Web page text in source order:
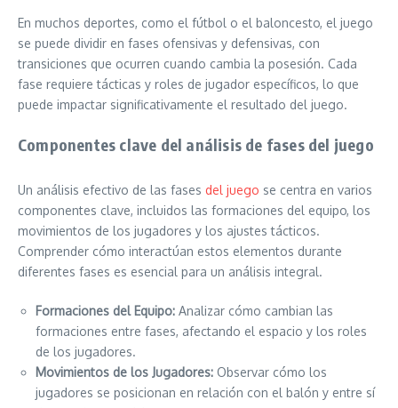
En muchos deportes, como el fútbol o el baloncesto, el juego
se puede dividir en fases ofensivas y defensivas, con
transiciones que ocurren cuando cambia la posesión. Cada
fase requiere tácticas y roles de jugador específicos, lo que
puede impactar significativamente el resultado del juego.
Componentes clave del análisis de fases del juego
Un análisis efectivo de las fases del juego se centra en varios
componentes clave, incluidos las formaciones del equipo, los
movimientos de los jugadores y los ajustes tácticos.
Comprender cómo interactúan estos elementos durante
diferentes fases es esencial para un análisis integral.
Formaciones del Equipo: Analizar cómo cambian las
formaciones entre fases, afectando el espacio y los roles
de los jugadores.
Movimientos de los Jugadores: Observar cómo los
jugadores se posicionan en relación con el balón y entre sí